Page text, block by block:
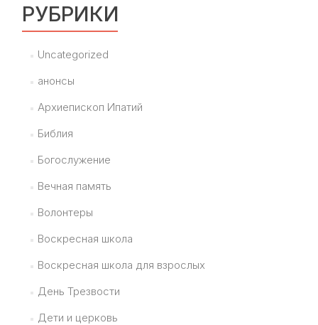
РУБРИКИ
Uncategorized
анонсы
Архиепископ Ипатий
Библия
Богослужение
Вечная память
Волонтеры
Воскресная школа
Воскресная школа для взрослых
День Трезвости
Дети и церковь